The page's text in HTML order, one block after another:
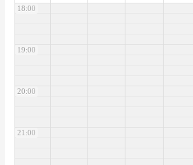
18:00
19:00
20:00
21:00